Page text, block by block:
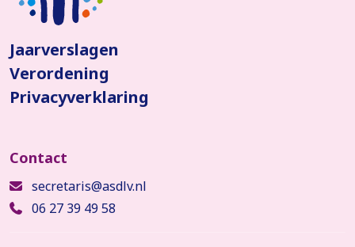
Jaarverslagen
Verordening
Privacyverklaring
secretaris@asdlv.nl
06 27 39 49 58